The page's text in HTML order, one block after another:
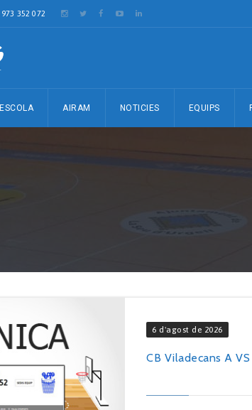
973 352 072
ESCOLA AIRAM NOTICIES EQUIPS
6 d'agost de 2026
CB Viladecans A